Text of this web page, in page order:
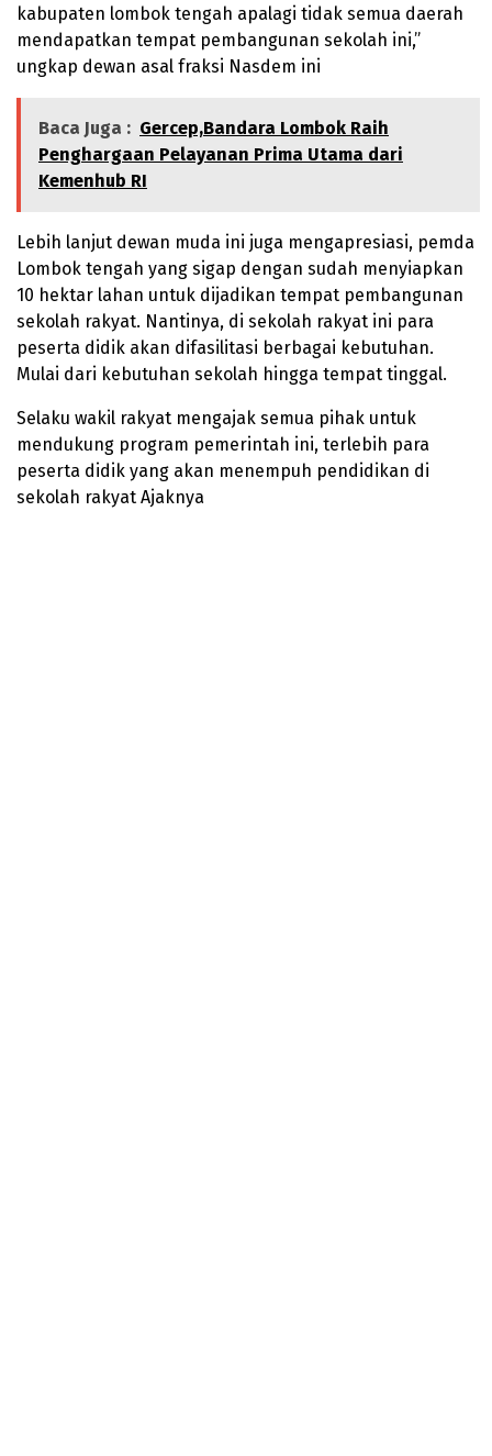
kabupaten lombok tengah apalagi tidak semua daerah
mendapatkan tempat pembangunan sekolah ini,”
ungkap dewan asal fraksi Nasdem ini
Baca Juga : Gercep,Bandara Lombok Raih
Penghargaan Pelayanan Prima Utama dari
Kemenhub RI
Lebih lanjut dewan muda ini juga mengapresiasi, pemda
Lombok tengah yang sigap dengan sudah menyiapkan
10 hektar lahan untuk dijadikan tempat pembangunan
sekolah rakyat. Nantinya, di sekolah rakyat ini para
peserta didik akan difasilitasi berbagai kebutuhan.
Mulai dari kebutuhan sekolah hingga tempat tinggal.
Selaku wakil rakyat mengajak semua pihak untuk
mendukung program pemerintah ini, terlebih para
peserta didik yang akan menempuh pendidikan di
sekolah rakyat Ajaknya